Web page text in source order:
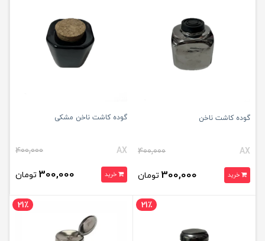
گوده کاشت ناخن
AX
400,000
خرید 300,000 تومان
گوده کاشت ناخن مشکی
AX
400,000
خرید 300,000 تومان
21٪ 21٪